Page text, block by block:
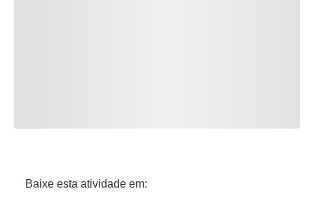
Baixe esta atividade em: